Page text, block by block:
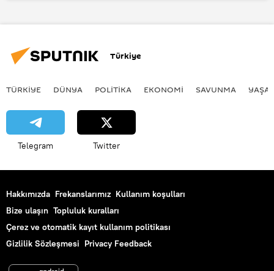
Türkiye
TÜRKIYE DÜNYA POLİTİKA EKONOMİ SAVUNMA
Telegram Twitter
Hakkımızda Frekanslarımız Kullanım koşulları
Bize ulaşın Topluluk kuralları
Çerez ve otomatik kayıt kullanım politikası
Gizlilik Sözleşmesi Privacy Feedback